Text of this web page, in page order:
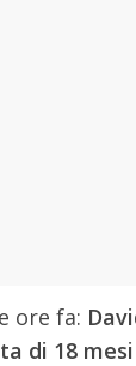
ore fa:
di 18